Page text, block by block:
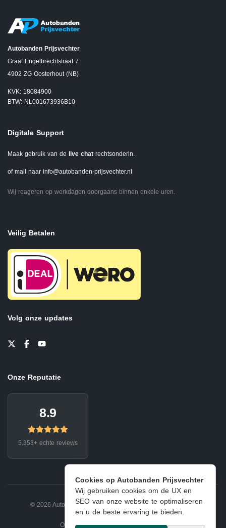
Cookies op Autobanden Prijsvechter
Wij gebruiken cookies om de UX en
SEO van onze website te optimaliseren
en u de beste ervaring te bieden.
Autobanden Prijsvechter
Graaf Engelbrechtstraat 7
4902 ZG Oosterhout (NB)
KVK: 18084900
BTW: NL001673936B10
Digitale Support
Maak gebruik van de live chat rechtsonderin.
of mail naar info@autobanden-prijsvechter.nl
Wij reageren op werkdagen doorgaans binnen enkele uren.
Veilig Betalen
Volg onze updates
Onze Reputatie
8.9
5.353+ echte reviews
© 2026 Autobanden Prijsvechter. Privacy | Voorwaarden
Onderdeel van EJ Banden Oosterhout